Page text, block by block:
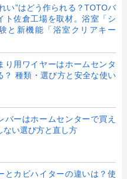
い”はどう作られる？TOTOバ
ト佐倉工場を取材。浴室「シ
と新機能「浴室クリアキー
り用ワイヤーはホームセンタ
？ 種類・選び方と安全な使い
バーはホームセンターで買え
ない選び方と直し方
とカビハイターの違いは？使